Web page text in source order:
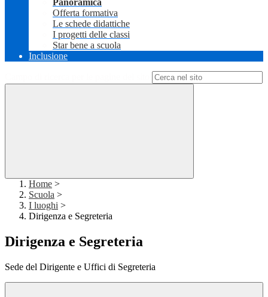
Panoramica
Offerta formativa
Le schede didattiche
I progetti delle classi
Star bene a scuola
Inclusione
Home >
Scuola >
I luoghi >
Dirigenza e Segreteria
Dirigenza e Segreteria
Sede del Dirigente e Uffici di Segreteria